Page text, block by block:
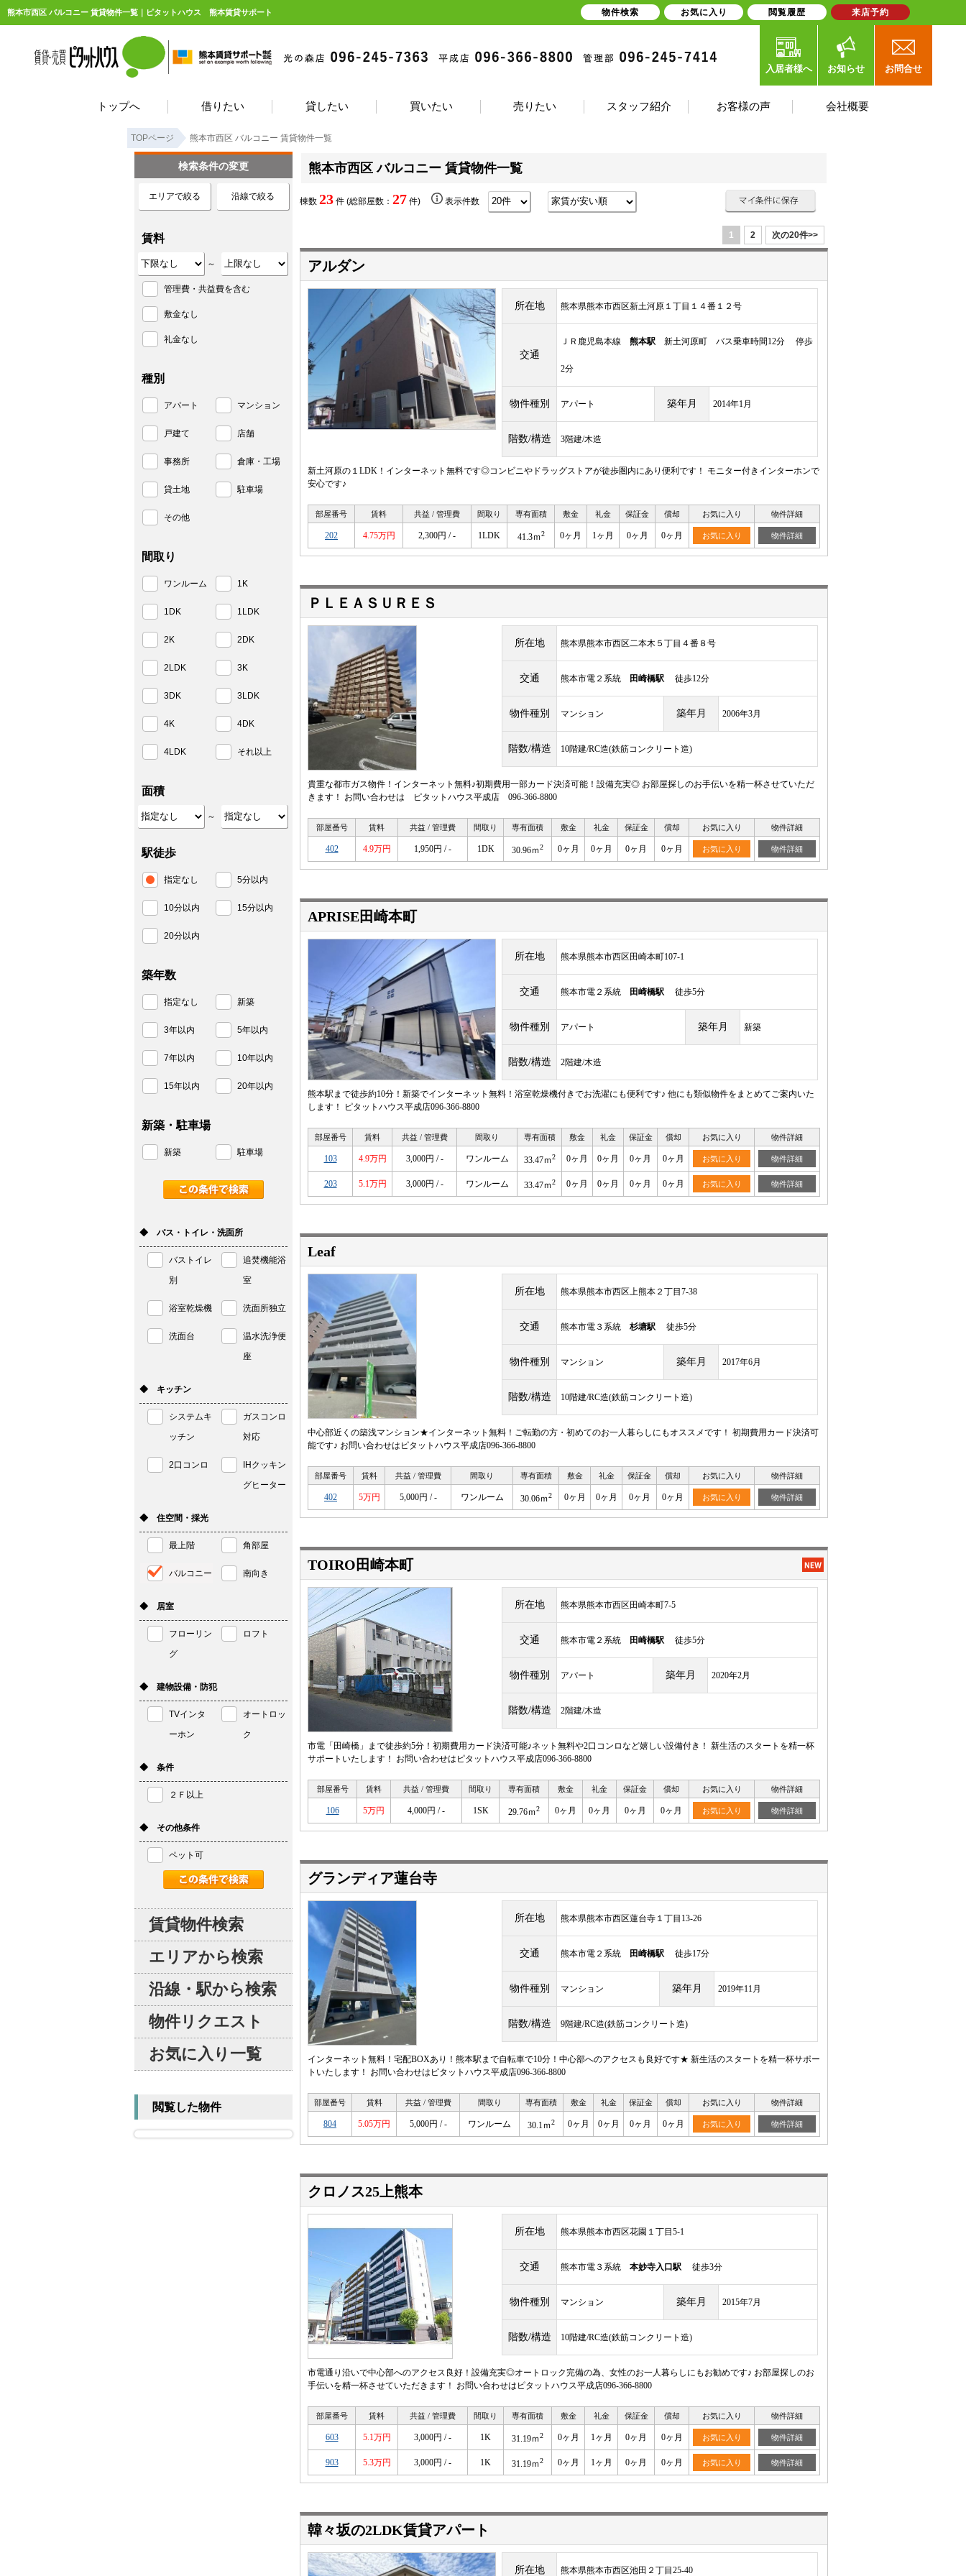
熊本市西区 バルコニー 賃貸物件一覧｜ピタットハウス 熊本賃貸サポート
入居者様へ お知らせ お問合せ
トップへ 借りたい 貸したい 買いたい 売りたい スタッフ紹介 お客様の声 会社概要
TOPページ 熊本市西区 バルコニー 賃貸物件一覧
熊本市西区 バルコニー 賃貸物件一覧
棟数 23 件 (総部屋数： 27 件) 表示件数
1 2 次の20件>>
アルダン
所在地 熊本県熊本市西区新土河原１丁目１４番１２号
交通
ＪＲ鹿児島本線 熊本駅 新土河原町 バス乗車時間12分 停歩
2分
物件種別 アパート 築年月 2014年1月
階数/構造 3階建/木造
新土河原の１LDK！インターネット無料です◎コンビニやドラッグストアが徒歩圏内にあり便利です！ モニター付きインターホンで
安心です♪
部屋番号 賃料 共益 / 管理費 間取り 専有面積 敷金 礼金 保証金 償却 お気に入り 物件詳細
202 4.75万円 2,300円 / - 1LDK 41.3ｍ2 0ヶ月 1ヶ月 0ヶ月 0ヶ月 お気に入り 物件詳細
ＰＬＥＡＳＵＲＥＳ
所在地 熊本県熊本市西区二本木５丁目４番８号
交通 熊本市電２系統 田崎橋駅 徒歩12分
物件種別 マンション 築年月 2006年3月
階数/構造 10階建/RC造(鉄筋コンクリート造)
貴重な都市ガス物件！インターネット無料♪初期費用一部カード決済可能！設備充実◎ お部屋探しのお手伝いを精一杯させていただ
きます！ お問い合わせは ピタットハウス平成店 096-366-8800
部屋番号 賃料 共益 / 管理費 間取り 専有面積 敷金 礼金 保証金 償却 お気に入り 物件詳細
402 4.9万円 1,950円 / - 1DK 30.96ｍ2 0ヶ月 0ヶ月 0ヶ月 0ヶ月 お気に入り 物件詳細
APRISE田崎本町
所在地 熊本県熊本市西区田崎本町107-1
交通 熊本市電２系統 田崎橋駅 徒歩5分
物件種別 アパート 築年月 新築
階数/構造 2階建/木造
熊本駅まで徒歩約10分！新築でインターネット無料！浴室乾燥機付きでお洗濯にも便利です♪ 他にも類似物件をまとめてご案内いた
します！ ピタットハウス平成店096-366-8800
部屋番号 賃料 共益 / 管理費 間取り 専有面積 敷金 礼金 保証金 償却 お気に入り 物件詳細
103 4.9万円 3,000円 / - ワンルーム 33.47ｍ2 0ヶ月 0ヶ月 0ヶ月 0ヶ月 お気に入り 物件詳細
203 5.1万円 3,000円 / - ワンルーム 33.47ｍ2 0ヶ月 0ヶ月 0ヶ月 0ヶ月 お気に入り 物件詳細
Leaf
所在地 熊本県熊本市西区上熊本２丁目7-38
交通 熊本市電３系統 杉塘駅 徒歩5分
物件種別 マンション 築年月 2017年6月
階数/構造 10階建/RC造(鉄筋コンクリート造)
中心部近くの築浅マンション★インターネット無料！ご転勤の方・初めてのお一人暮らしにもオススメです！ 初期費用カード決済可
能です♪ お問い合わせはピタットハウス平成店096-366-8800
部屋番号 賃料 共益 / 管理費 間取り 専有面積 敷金 礼金 保証金 償却 お気に入り 物件詳細
402 5万円 5,000円 / - ワンルーム 30.06ｍ2 0ヶ月 0ヶ月 0ヶ月 0ヶ月 お気に入り 物件詳細
TOIRO田崎本町
所在地 熊本県熊本市西区田崎本町7-5
交通 熊本市電２系統 田崎橋駅 徒歩5分
物件種別 アパート 築年月 2020年2月
階数/構造 2階建/木造
市電「田崎橋」まで徒歩約5分！初期費用カード決済可能♪ネット無料や2口コンロなど嬉しい設備付き！ 新生活のスタートを精一杯
サポートいたします！ お問い合わせはピタットハウス平成店096-366-8800
部屋番号 賃料 共益 / 管理費 間取り 専有面積 敷金 礼金 保証金 償却 お気に入り 物件詳細
106 5万円 4,000円 / - 1SK 29.76ｍ2 0ヶ月 0ヶ月 0ヶ月 0ヶ月 お気に入り 物件詳細
グランディア蓮台寺
所在地 熊本県熊本市西区蓮台寺１丁目13-26
交通 熊本市電２系統 田崎橋駅 徒歩17分
物件種別 マンション 築年月 2019年11月
階数/構造 9階建/RC造(鉄筋コンクリート造)
インターネット無料！宅配BOXあり！熊本駅まで自転車で10分！中心部へのアクセスも良好です★ 新生活のスタートを精一杯サポー
トいたします！ お問い合わせはピタットハウス平成店096-366-8800
部屋番号 賃料 共益 / 管理費 間取り 専有面積 敷金 礼金 保証金 償却 お気に入り 物件詳細
804 5.05万円 5,000円 / - ワンルーム 30.1ｍ2 0ヶ月 0ヶ月 0ヶ月 0ヶ月 お気に入り 物件詳細
クロノス25上熊本
所在地 熊本県熊本市西区花園１丁目5-1
交通 熊本市電３系統 本妙寺入口駅 徒歩3分
物件種別 マンション 築年月 2015年7月
階数/構造 10階建/RC造(鉄筋コンクリート造)
市電通り沿いで中心部へのアクセス良好！設備充実◎オートロック完備の為、女性のお一人暮らしにもお勧めです♪ お部屋探しのお
手伝いを精一杯させていただきます！ お問い合わせはピタットハウス平成店096-366-8800
部屋番号 賃料 共益 / 管理費 間取り 専有面積 敷金 礼金 保証金 償却 お気に入り 物件詳細
603 5.1万円 3,000円 / - 1K 31.19ｍ2 0ヶ月 1ヶ月 0ヶ月 0ヶ月 お気に入り 物件詳細
903 5.3万円 3,000円 / - 1K 31.19ｍ2 0ヶ月 1ヶ月 0ヶ月 0ヶ月 お気に入り 物件詳細
韓々坂の2LDK賃貸アパート
所在地 熊本県熊本市西区池田２丁目25-40
検索条件の変更
エリアで絞る 沿線で絞る
賃料
～
管理費・共益費を含む
敷金なし
礼金なし
種別
アパート マンション
戸建て 店舗
事務所 倉庫・工場
貸土地 駐車場
その他
間取り
ワンルーム 1K
1DK 1LDK
2K 2DK
2LDK 3K
3DK 3LDK
4K 4DK
4LDK それ以上
面積
～
駅徒歩
指定なし 5分以内
10分以内 15分以内
20分以内
築年数
指定なし 新築
3年以内 5年以内
7年以内 10年以内
15年以内 20年以内
新築・駐車場
新築 駐車場
◆ バス・トイレ・洗面所
バストイレ
別
追焚機能浴
室
浴室乾燥機 洗面所独立
洗面台
温水洗浄便
座
◆ キッチン
システムキ
ッチン
ガスコンロ
対応
2口コンロ
IHクッキン
グヒーター
◆ 住空間・採光
最上階 角部屋
バルコニー 南向き
◆ 居室
フローリン
グ
ロフト
◆ 建物設備・防犯
TVインタ
ーホン
オートロッ
ク
◆ 条件
２Ｆ以上
◆ その他条件
ペット可
賃貸物件検索
エリアから検索
沿線・駅から検索
物件リクエスト
お気に入り一覧
閲覧した物件
物件検索 お気に入り 閲覧履歴 来店予約